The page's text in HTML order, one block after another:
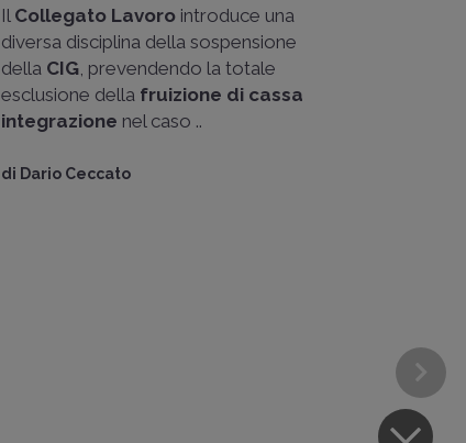
Il Collegato Lavoro introduce una
diversa disciplina della sospensione
della CIG , prevendendo la totale
esclusione della fruizione di cassa
integrazione nel caso ..
di Dario Ceccato